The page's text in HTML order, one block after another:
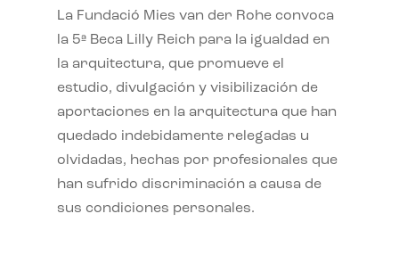
La Fundació Mies van der Rohe convoca
la 5ª Beca Lilly Reich para la igualdad en
la arquitectura, que promueve el
estudio, divulgación y visibilización de
aportaciones en la arquitectura que han
quedado indebidamente relegadas u
olvidadas, hechas por profesionales que
han sufrido discriminación a causa de
sus condiciones personales.